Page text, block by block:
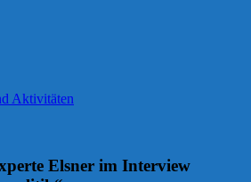
Aktivitäten
Elsner im Interview